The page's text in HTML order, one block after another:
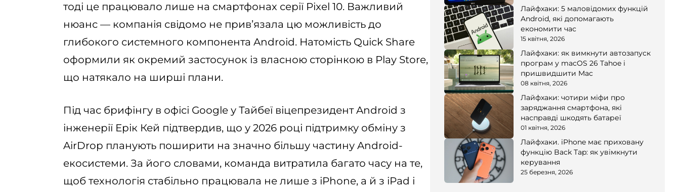
тоді це працювало лише на смартфонах серії Pixel 10. Важливий
нюанс — компанія свідомо не прив’язала цю можливість до
глибокого системного компонента Android. Натомість Quick Share
оформили як окремий застосунок із власною сторінкою в Play Store,
що натякало на ширші плани.
Під час брифінгу в офісі Google у Тайбеї віцепрезидент Android з
інженерії Ерік Кей підтвердив, що у 2026 році підтримку обміну з
AirDrop планують поширити на значно більшу частину Android-
екосистеми. За його словами, команда витратила багато часу на те,
щоб технологія стабільно працювала не лише з iPhone, а й з iPad і
Лайфхаки: 5 маловідомих функцій
Android, які допомагають
економити час
15 квітня, 2026
Лайфхаки: як вимкнути автозапуск
програм у macOS 26 Tahoe і
пришвидшити Mac
08 квітня, 2026
Лайфхаки: чотири міфи про
заряджання смартфона, які
насправді шкодять батареї
01 квітня, 2026
Лайфхаки. iPhone має приховану
функцію Back Tap: як увімкнути
керування
25 березня, 2026